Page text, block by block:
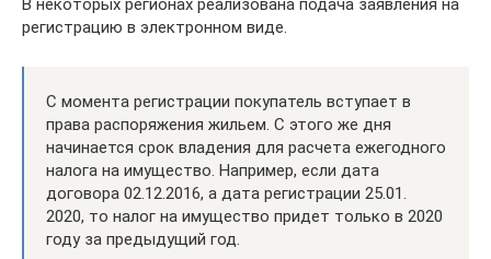
В некоторых регионах реализована подача заявления на
регистрацию в электронном виде.
С момента регистрации покупатель вступает в
права распоряжения жильем. С этого же дня
начинается срок владения для расчета ежегодного
налога на имущество. Например, если дата
договора 02.12.2016, а дата регистрации 25.01.
2020, то налог на имущество придет только в 2020
году за предыдущий год.